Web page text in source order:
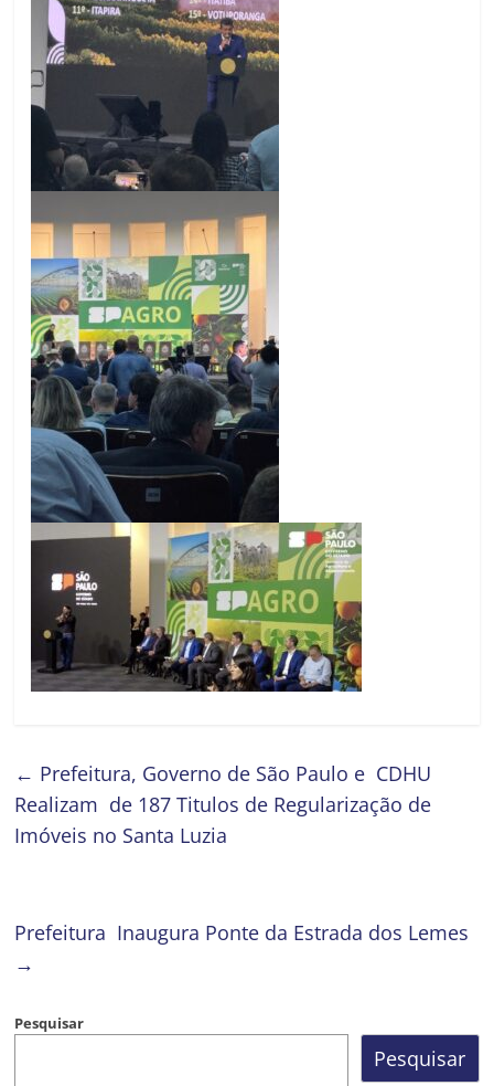
← Prefeitura, Governo de São Paulo e CDHU
Realizam de 187 Titulos de Regularização de
Imóveis no Santa Luzia
Prefeitura Inaugura Ponte da Estrada dos Lemes
→
Pesquisar
Pesquisar